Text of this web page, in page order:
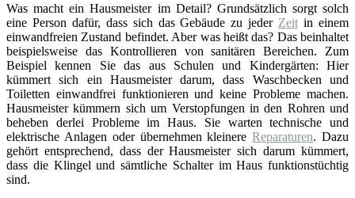
Was macht ein Hausmeister im Detail? Grundsätzlich sorgt solch
eine Person dafür, dass sich das Gebäude zu jeder Zeit in einem
einwandfreien Zustand befindet. Aber was heißt das? Das beinhaltet
beispielsweise das Kontrollieren von sanitären Bereichen. Zum
Beispiel kennen Sie das aus Schulen und Kindergärten: Hier
kümmert sich ein Hausmeister darum, dass Waschbecken und
Toiletten einwandfrei funktionieren und keine Probleme machen.
Hausmeister kümmern sich um Verstopfungen in den Rohren und
beheben derlei Probleme im Haus. Sie warten technische und
elektrische Anlagen oder übernehmen kleinereReparaturen. Dazu
gehört entsprechend, dass der Hausmeister sich darum kümmert,
dass die Klingel und sämtliche Schalter im Haus funktionstüchtig
sind.